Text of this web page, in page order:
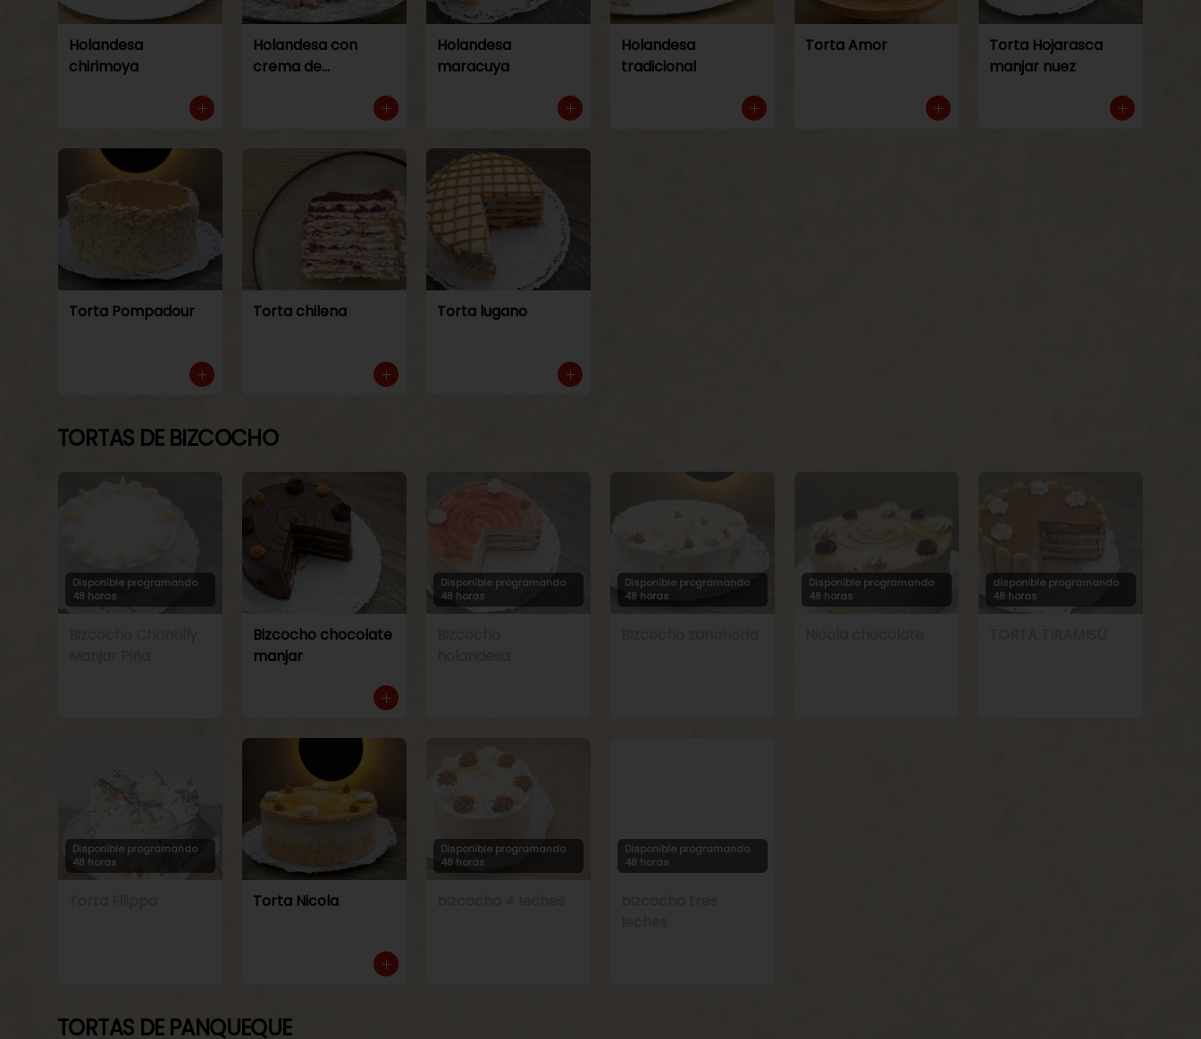
Holandesa
chirimoya
Holandesa con
crema de
Holandesa
maracuya
Holandesa
tradicional
Torta Amor
Torta Hojarasca
manjar nuez
Torta Pompadour Torta chilena Torta lugano
TORTAS DE BIZCOCHO
Disponible programando
48 horas
Bizcocho chocolate
manjar
Disponible programando
48 horas
Disponible programando
48 horas
Disponible programando
48 horas
disponible programando
48 horas
Disponible programando
48 horas
Torta Nicola
Disponible programando
48 horas
Disponible programando
48 horas
TORTAS DE PANQUEQUE